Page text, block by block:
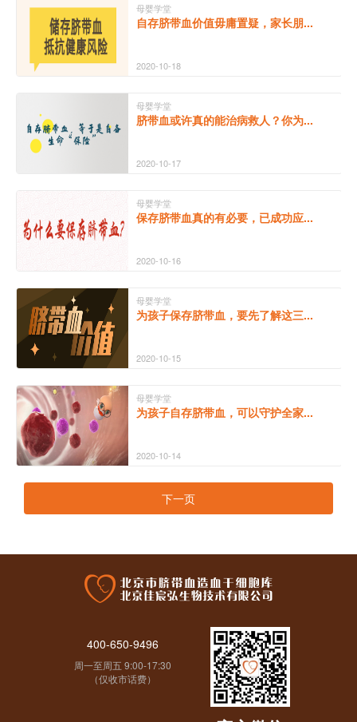
母婴学堂
自存脐带血价值毋庸置疑，家长朋...
2020-10-18
母婴学堂
脐带血或许真的能治病救人？你为...
2020-10-17
母婴学堂
保存脐带血真的有必要，已成功应...
2020-10-16
母婴学堂
为孩子保存脐带血，要先了解这三...
2020-10-15
母婴学堂
为孩子自存脐带血，可以守护全家...
2020-10-14
下一页
400-650-9496
周一至周五 9:00-17:30
（仅收市话费）